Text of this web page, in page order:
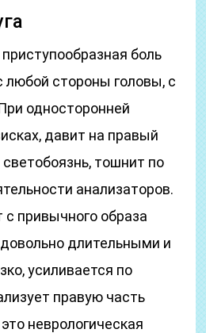
боль
любой стороны головы, с
односторонней
давит на правый
светобоязнь, тошнит по
анализаторов.
привычного образа
длительными и
усиливается по
правую часть
неврологическая